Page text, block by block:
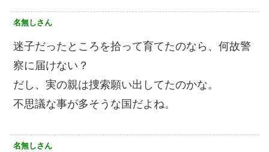
名無しさん
迷子だったところを拾って育てたのなら、何故警
察に届けない？
だし、実の親は捜索願い出してたのかな。
不思議な事が多そうな国だよね。
名無しさん